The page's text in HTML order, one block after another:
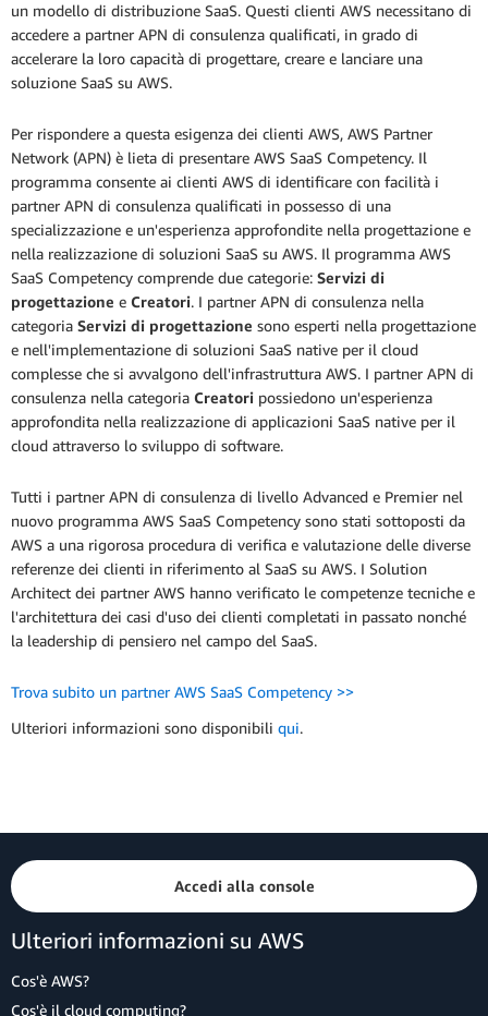
un modello di distribuzione SaaS. Questi clienti AWS necessitano di
accedere a partner APN di consulenza qualificati, in grado di
accelerare la loro capacità di progettare, creare e lanciare una
soluzione SaaS su AWS.
Per rispondere a questa esigenza dei clienti AWS, AWS Partner
Network (APN) è lieta di presentare AWS SaaS Competency. Il
programma consente ai clienti AWS di identificare con facilità i
partner APN di consulenza qualificati in possesso di una
specializzazione e un'esperienza approfondite nella progettazione e
nella realizzazione di soluzioni SaaS su AWS. Il programma AWS
SaaS Competency comprende due categorie: Servizi di
progettazione e Creatori. I partner APN di consulenza nella
categoria Servizi di progettazione sono esperti nella progettazione
e nell'implementazione di soluzioni SaaS native per il cloud
complesse che si avvalgono dell'infrastruttura AWS. I partner APN di
consulenza nella categoria Creatori possiedono un'esperienza
approfondita nella realizzazione di applicazioni SaaS native per il
cloud attraverso lo sviluppo di software.
Tutti i partner APN di consulenza di livello Advanced e Premier nel
nuovo programma AWS SaaS Competency sono stati sottoposti da
AWS a una rigorosa procedura di verifica e valutazione delle diverse
referenze dei clienti in riferimento al SaaS su AWS. I Solution
Architect dei partner AWS hanno verificato le competenze tecniche e
l'architettura dei casi d'uso dei clienti completati in passato nonché
la leadership di pensiero nel campo del SaaS.
Trova subito un partner AWS SaaS Competency >>
Ulteriori informazioni sono disponibili qui.
Accedi alla console
Ulteriori informazioni su AWS
Cos'è AWS?
Cos'è il cloud computing?